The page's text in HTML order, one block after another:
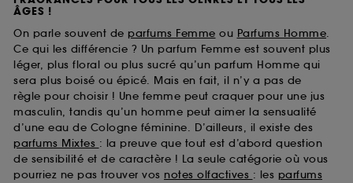
ÂGES !
On parle souvent de parfums Femme ou Parfums Homme.
Ce qui les différencie ? Un parfum Femme est souvent plus
léger, plus floral ou plus sucré qu’un parfum Homme qui
sera plus boisé ou épicé. Mais en fait, il n’y a pas de
règle pour choisir ! Une femme peut craquer pour une jus
masculin, tandis qu’un homme peut aimer la sensualité
d’une eau de Cologne féminine. D’ailleurs, il existe des
parfums Mixtes : la preuve que tout est d’abord question
de sensibilité et de caractère ! La seule catégorie où vous
pourriez ne pas trouver vos notes olfactives : les parfums